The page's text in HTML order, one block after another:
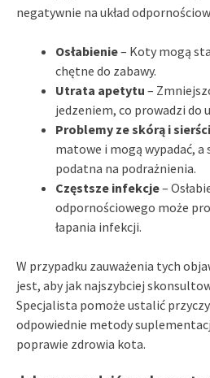
negatywnie na układ
Osłabienie– Koty mogą
chętne do zabawy.
Utrata apetytu –
jedzeniem, co prowadzi do
Problemy ze skórą i
matowe i mogą wypadać,
podatna na podrażnienia.
Częstsze infekcje–
odpornościowego może
łapania infekcji.
W przypadku zauważenia tych
jest, aby jak najszybciej
Specjalista pomoże ustalić
odpowiednie metody
poprawie zdrowia kota.